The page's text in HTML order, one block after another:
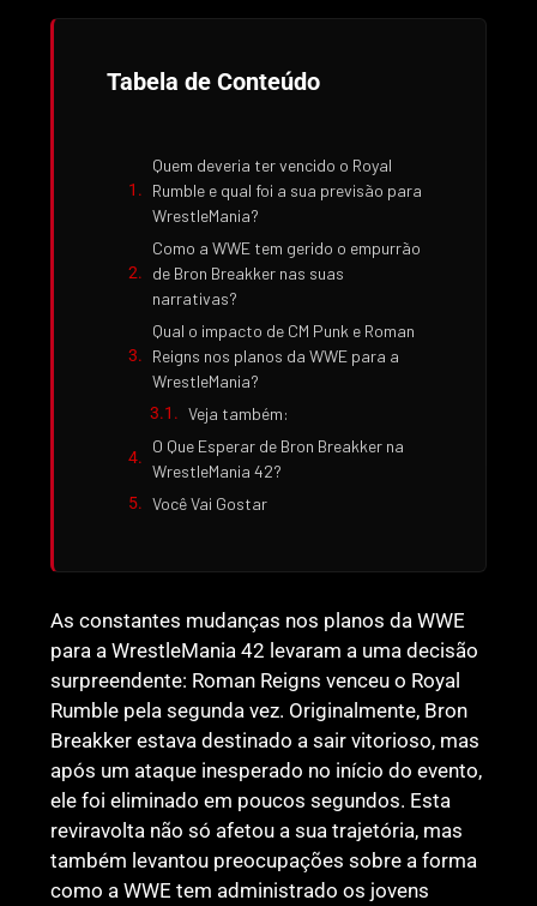
Tabela de Conteúdo
Quem deveria ter vencido o Royal
Rumble e qual foi a sua previsão para
WrestleMania?
Como a WWE tem gerido o empurrão
de Bron Breakker nas suas
narrativas?
Qual o impacto de CM Punk e Roman
Reigns nos planos da WWE para a
WrestleMania?
Veja também:
O Que Esperar de Bron Breakker na
WrestleMania 42?
Você Vai Gostar
As constantes mudanças nos planos da WWE
para a WrestleMania 42 levaram a uma decisão
surpreendente: Roman Reigns venceu o Royal
Rumble pela segunda vez. Originalmente, Bron
Breakker estava destinado a sair vitorioso, mas
após um ataque inesperado no início do evento,
ele foi eliminado em poucos segundos. Esta
reviravolta não só afetou a sua trajetória, mas
também levantou preocupações sobre a forma
como a WWE tem administrado os jovens